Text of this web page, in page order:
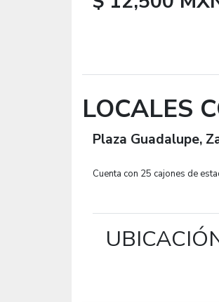
LOCALES
Plaza Guadalupe,
Cuenta con 25 cajones de